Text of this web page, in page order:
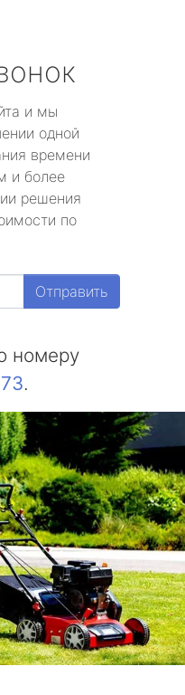
и мы
одной
времени
и более
решения
по
Отправить
номеру
.